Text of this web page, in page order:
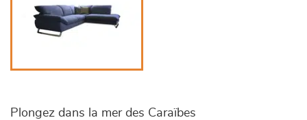
Plongez dans la mer des Caraïbes